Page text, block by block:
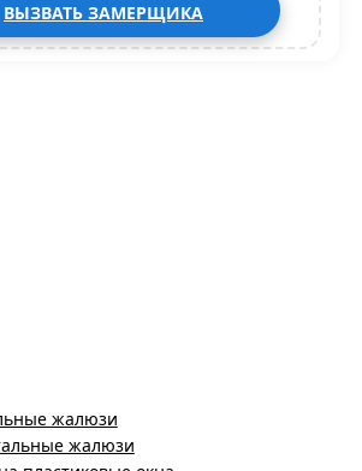
ВЫЗВАТЬ ЗАМЕРЩИКА
жалюзи
жалюзи